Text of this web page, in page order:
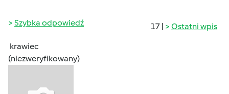
17 | Ostatni wpis
Szybka odpowiedź
krawiec
(niezweryfikowany)